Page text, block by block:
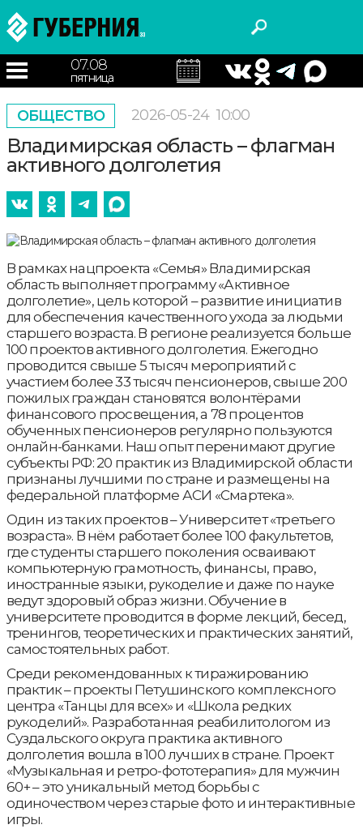
07.08
пятница
ОБЩЕСТВО 2026-05-24 10:00
Владимирская область – флагман
активного долголетия
В рамках нацпроекта «Семья» Владимирская
область выполняет программу «Активное
долголетие», цель которой – развитие инициатив
для обеспечения качественного ухода за людьми
старшего возраста. В регионе реализуется больше
100 проектов активного долголетия. Ежегодно
проводится свыше 5 тысяч мероприятий с
участием более 33 тысяч пенсионеров, свыше 200
пожилых граждан становятся волонтёрами
финансового просвещения, а 78 процентов
обученных пенсионеров регулярно пользуются
онлайн-банками. Наш опыт перенимают другие
субъекты РФ: 20 практик из Владимирской области
признаны лучшими по стране и размещены на
федеральной платформе АСИ «Смартека».
Один из таких проектов – Университет «третьего
возраста». В нём работает более 100 факультетов,
где студенты старшего поколения осваивают
компьютерную грамотность, финансы, право,
иностранные языки, рукоделие и даже по науке
ведут здоровый образ жизни. Обучение в
университете проводится в форме лекций, бесед,
тренингов, теоретических и практических занятий,
самостоятельных работ.
Среди рекомендованных к тиражированию
практик – проекты Петушинского комплексного
центра «Танцы для всех» и «Школа редких
рукоделий». Разработанная реабилитологом из
Суздальского округа практика активного
долголетия вошла в 100 лучших в стране. Проект
«Музыкальная и ретро-фототерапия» для мужчин
60+ – это уникальный метод борьбы с
одиночеством через старые фото и интерактивные
игры.